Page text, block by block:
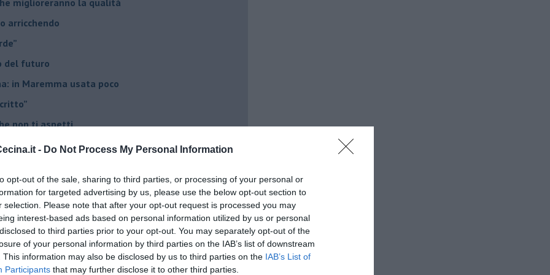
- Do Not Process My Personal Information
opt-out of the sale, sharing to third parties, or processing of your personal or
for targeted advertising by us, please use the below opt-out section to
selection. Please note that after your opt-out request is processed you may
interest-based ads based on personal information utilized by us or personal
to third parties prior to your opt-out. You may separately opt-out of the
of your personal information by third parties on the IAB’s list of downstream
This information may also be disclosed by us to third parties on the IAB’s List of
Participants that may further disclose it to other third parties.
arricchendo
del futuro
in Maremma usata poco
non ti aspetti
chiamati anche vini-liquore
la vitivinicoltura
del vino 2025
per fare vini
rivalità?
comunista
però...